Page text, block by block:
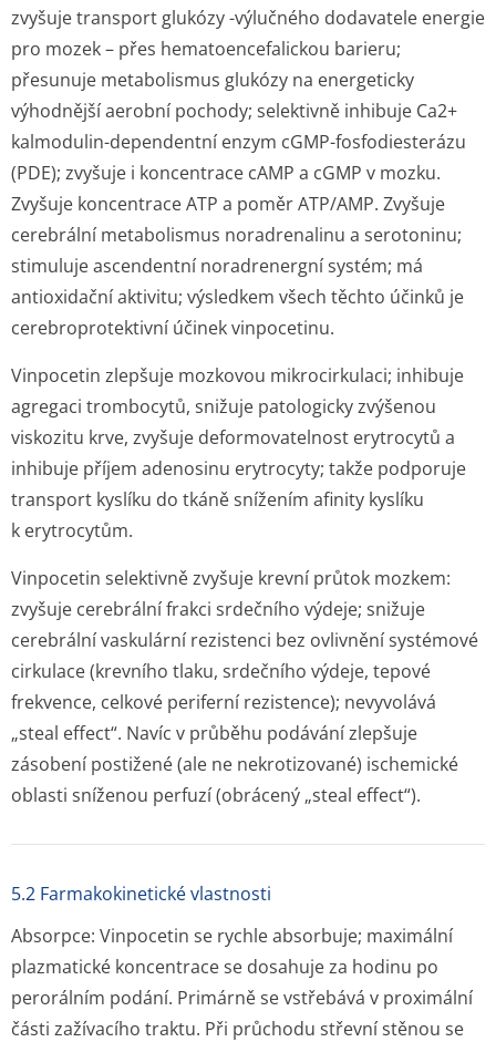
zvyšuje transport glukózy -výlučného dodavatele energie
pro mozek – přes hematoencefalickou barieru;
přesunuje metabolismus glukózy na energeticky
výhodnější aerobní pochody; selektivně inhibuje Ca2+
kalmodulin-dependentní enzym cGMP-fosfodiesterázu
(PDE); zvyšuje i koncentrace cAMP a cGMP v mozku.
Zvyšuje koncentrace ATP a poměr ATP/AMP. Zvyšuje
cerebrální metabolismus noradrenalinu a serotoninu;
stimuluje ascendentní noradrenergní systém; má
antioxidační aktivitu; výsledkem všech těchto účinků je
cerebroprotektivní účinek vinpocetinu.
Vinpocetin zlepšuje mozkovou mikrocirkulaci; inhibuje
agregaci trombocytů, snižuje patologicky zvýšenou
viskozitu krve, zvyšuje deformovatelnost erytrocytů a
inhibuje příjem adenosinu erytrocyty; takže podporuje
transport kyslíku do tkáně snížením afinity kyslíku
k erytrocytům.
Vinpocetin selektivně zvyšuje krevní průtok mozkem:
zvyšuje cerebrální frakci srdečního výdeje; snižuje
cerebrální vaskulární rezistenci bez ovlivnění systémové
cirkulace (krevního tlaku, srdečního výdeje, tepové
frekvence, celkové periferní rezistence); nevyvolává
„steal effect“. Navíc v průběhu podávání zlepšuje
zásobení postižené (ale ne nekrotizované) ischemické
oblasti sníženou perfuzí (obrácený „steal effect“).
5.2 Farmakokinetické vlastnosti
Absorpce: Vinpocetin se rychle absorbuje; maximální
plazmatické koncentrace se dosahuje za hodinu po
perorálním podání. Primárně se vstřebává v proximální
části zažívacího traktu. Při průchodu střevní stěnou se